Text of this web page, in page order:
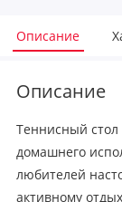
Описание
Описание
Теннисный стол
домашнего
любителей
активному